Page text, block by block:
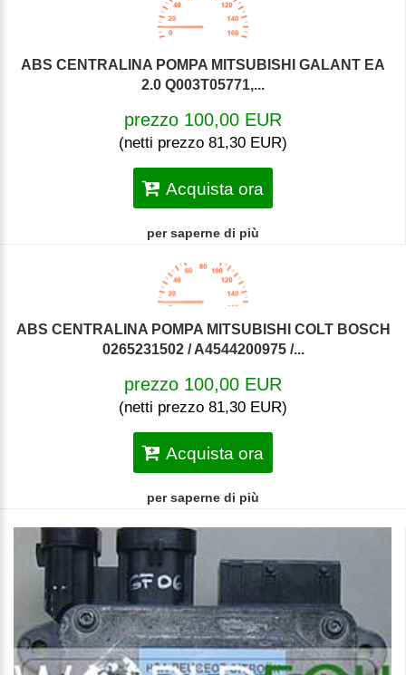
ABS CENTRALINA POMPA MITSUBISHI GALANT EA
2.0 Q003T05771,...
prezzo 100,00 EUR
(netti prezzo 81,30 EUR)
Acquista ora
per saperne di più
ABS CENTRALINA POMPA MITSUBISHI COLT BOSCH
0265231502 / A4544200975 /...
prezzo 100,00 EUR
(netti prezzo 81,30 EUR)
Acquista ora
per saperne di più